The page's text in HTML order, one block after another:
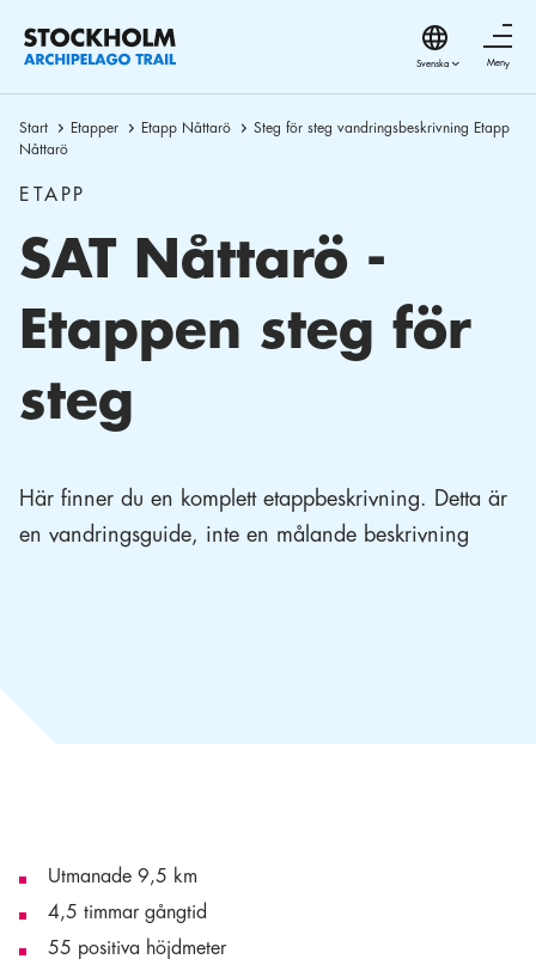
Meny
Start Etapper Etapp Nåttarö
Steg för steg vandringsbeskrivning Etapp
Nåttarö
ETAPP
SAT Nåttarö -
Etappen steg för
steg
Här finner du en komplett etappbeskrivning. Detta är
en vandringsguide, inte en målande beskrivning
Utmanade 9,5 km
4,5 timmar gångtid
55 positiva höjdmeter